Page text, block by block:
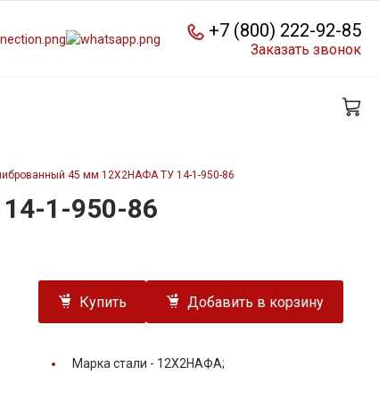
+7 (800) 222-92-85
Заказать звонок
45 мм 12Х2НАФА ТУ 14-1-950-86
1-950-86
Купить Добавить в корзину
Марка стали - 12Х2НАФА;